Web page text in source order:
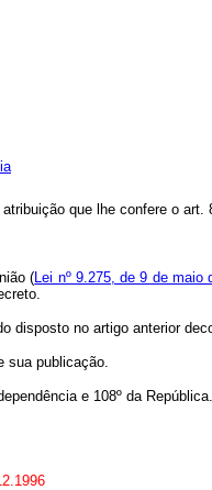
que lhe confere o
(Lei nº 9.275, de 9 de maio
disposto no artigo anterior
sua publicação.
e 108º da República.